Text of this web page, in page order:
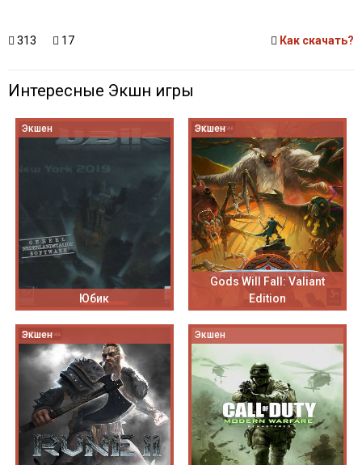
313 17 Как скачать?
Интересные Экшн игры
Экшен
Юбик
Экшен
Gods Will Fall: Valiant
Edition
Экшен Экшен